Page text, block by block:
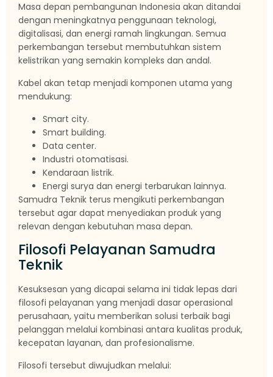
Masa depan pembangunan Indonesia akan ditandai
dengan meningkatnya penggunaan teknologi,
digitalisasi, dan energi ramah lingkungan. Semua
perkembangan tersebut membutuhkan sistem
kelistrikan yang semakin kompleks dan andal.
Kabel akan tetap menjadi komponen utama yang
mendukung:
Smart city.
Smart building.
Data center.
Industri otomatisasi.
Kendaraan listrik.
Energi surya dan energi terbarukan lainnya.
Samudra Teknik terus mengikuti perkembangan
tersebut agar dapat menyediakan produk yang
relevan dengan kebutuhan masa depan.
Filosofi Pelayanan Samudra
Teknik
Kesuksesan yang dicapai selama ini tidak lepas dari
filosofi pelayanan yang menjadi dasar operasional
perusahaan, yaitu memberikan solusi terbaik bagi
pelanggan melalui kombinasi antara kualitas produk,
kecepatan layanan, dan profesionalisme.
Filosofi tersebut diwujudkan melalui: